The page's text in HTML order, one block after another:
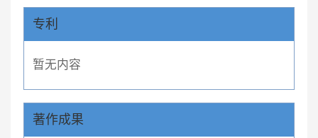
专利
暂无内容
著作成果